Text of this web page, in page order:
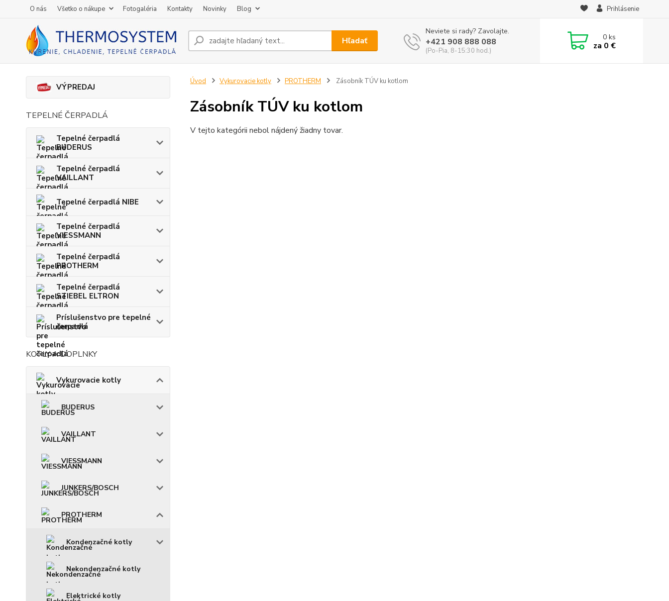
O nás Všetko o nákupe Fotogaléria Kontakty Novinky Blog Prihlásenie
Hľadať
Neviete si rady? Zavolajte.
+421 908 888 088
(Po-Pia, 8-15:30 hod.)
0ks
za 0 €
VÝPREDAJ
TEPELNÉ ČERPADLÁ
Tepelné čerpadlá
BUDERUS
Tepelné čerpadlá
VAILLANT
Tepelné čerpadlá NIBE
Tepelné čerpadlá
VIESSMANN
Tepelné čerpadlá
PROTHERM
Tepelné čerpadlá
STIEBEL ELTRON
Príslušenstvo pre tepelné
čerpadlá
KOTLY A DOPLNKY
Vykurovacie kotly
BUDERUS
VAILLANT
VIESSMANN
JUNKERS/BOSCH
PROTHERM
Kondenzačné kotly
Nekondenzačné kotly
Elektrické kotly
Úvod Vykurovacie kotly PROTHERM Zásobník TÚV ku kotlom
Zásobník TÚV ku kotlom
V tejto kategórii nebol nájdený žiadny tovar.